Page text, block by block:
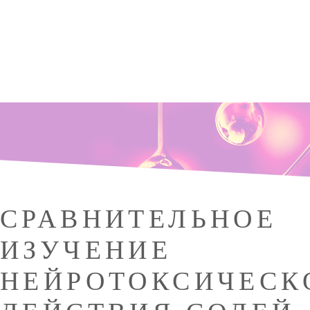
СРАВНИТЕЛЬНОЕ
ИЗУЧЕНИЕ